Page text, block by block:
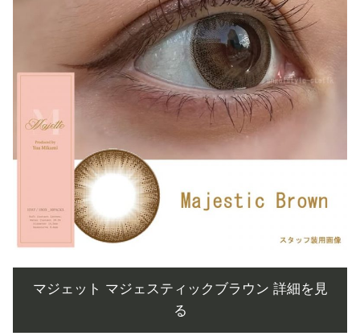
マジェット マジェスティックブラウン 詳細を見
る